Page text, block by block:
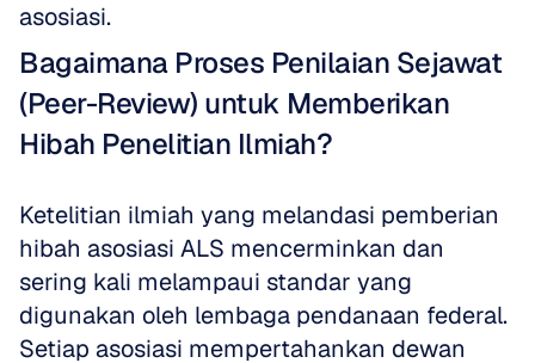
asosiasi.
Bagaimana Proses Penilaian Sejawat
(Peer-Review) untuk Memberikan
Hibah Penelitian Ilmiah?
Ketelitian ilmiah yang melandasi pemberian
hibah asosiasi ALS mencerminkan dan
sering kali melampaui standar yang
digunakan oleh lembaga pendanaan federal.
Setiap asosiasi mempertahankan dewan